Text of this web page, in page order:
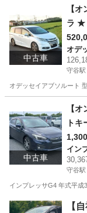
守
中古車
【
ラ ★
★ブ
オデ
守谷駅
オデッセイアブソルート
守
中古車
【
ト
グ★
ジー
イン
守谷駅
インプレッサG4 年式平
茨城 坂東市 守
【